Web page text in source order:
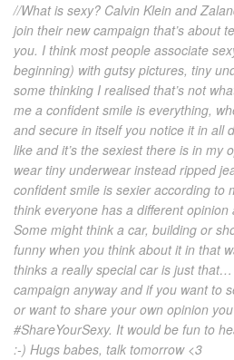
//What is sexy? Calvin Klein and
join their new campaign that’s about
you. I think most people associate
beginning) with gutsy pictures, tiny
some thinking I realised that’s not
me a confident smile is everything,
and secure in itself you notice it in all
like and it’s the sexiest there is in my
wear tiny underwear instead ripped
confident smile is sexier according to
think everyone has a different opinion
Some might think a car, building or
funny when you think about it in that
thinks a really special car is just
campaign anyway and if you want to
or want to share your own opinion
#ShareYourSexy. It would be fun to
:-) Hugs babes, talk tomorrow <3